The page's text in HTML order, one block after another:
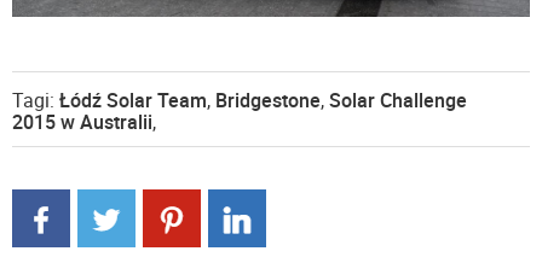
Tagi: Łódź Solar Team, Bridgestone,Solar Challenge
2015 w Australii,